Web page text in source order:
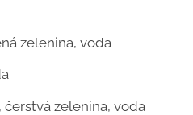
zelenina, voda
čerstvá zelenina, voda